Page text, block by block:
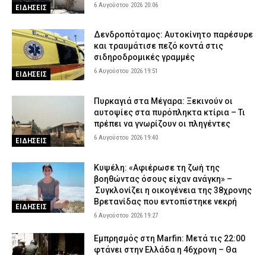
ΕΙΔΗΣΕΙΣ 6 Αυγούστου 2026 20:06
ΕΙΔΗΣΕΙΣ
Δενδροπόταμος: Αυτοκίνητο παρέσυρε
και τραυμάτισε πεζό κοντά στις
σιδηροδρομικές γραμμές
6 Αυγούστου 2026 19:51
ΕΙΔΗΣΕΙΣ
Πυρκαγιά στα Μέγαρα: Ξεκινούν οι
αυτοψίες στα πυρόπληκτα κτίρια – Τι
πρέπει να γνωρίζουν οι πληγέντες
6 Αυγούστου 2026 19:40
ΕΙΔΗΣΕΙΣ
Κυψέλη: «Αφιέρωσε τη ζωή της
βοηθώντας όσους είχαν ανάγκη» –
Συγκλονίζει η οικογένεια της 38χρονης
Βρετανίδας που εντοπίστηκε νεκρή
6 Αυγούστου 2026 19:27
Εμπρησμός στη Marfin: Μετά τις 22:00
φτάνει στην Ελλάδα η 46χρονη – Θα